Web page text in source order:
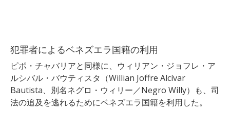
犯罪者によるベネズエラ国籍の利用
ピポ・チャバリアと同様に、ウィリアン・ジョフレ・ア
ルシバル・バウティスタ（Willian Joffre Alcívar
Bautista、別名ネグロ・ウィリー／Negro Willy）も、司
法の追及を逃れるためにベネズエラ国籍を利用した。